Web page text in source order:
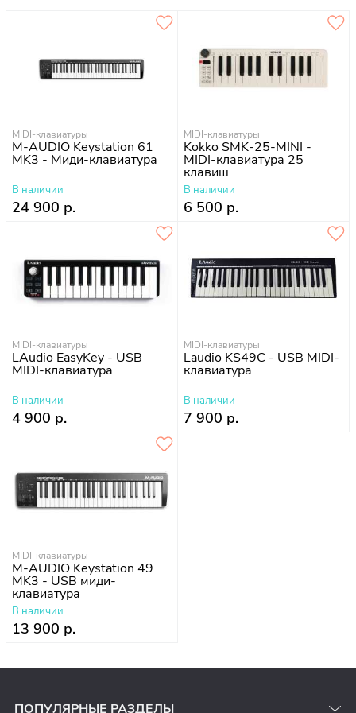
MIDI-клавиатуры
M-AUDIO Keystation 61
MK3 - Миди-клавиатура
В наличии
24 900 р.
MIDI-клавиатуры
Kokko SMK-25-MINI -
MIDI-клавиатура 25
клавиш
В наличии
6 500 р.
MIDI-клавиатуры
LAudio EasyKey - USB
MIDI-клавиатура
В наличии
4 900 р.
MIDI-клавиатуры
Laudio KS49C - USB MIDI-
клавиатура
В наличии
7 900 р.
MIDI-клавиатуры
M-AUDIO Keystation 49
MK3 - USB миди-
клавиатура
В наличии
13 900 р.
ПОПУЛЯРНЫЕ РАЗДЕЛЫ